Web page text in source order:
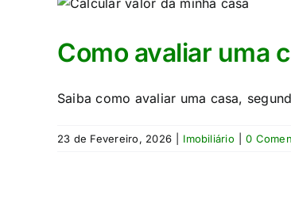
Como avaliar uma
Saiba como avaliar uma casa,
23 de Fevereiro, 2026 Imobiliário 0